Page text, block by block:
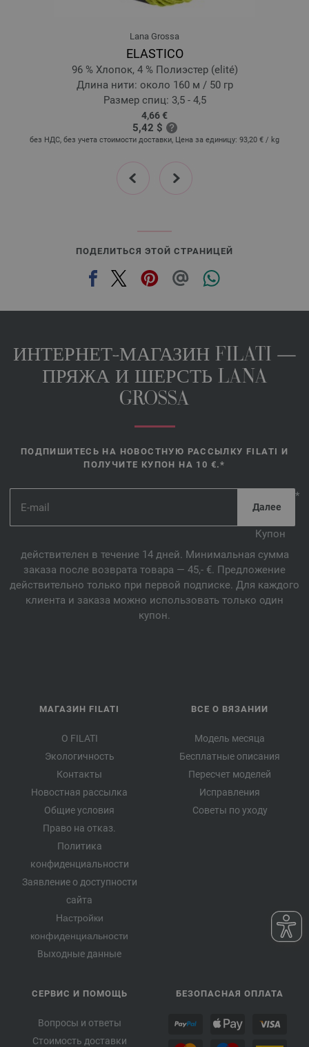
22-изумрудный | EAN: 4033493348256
24-джинс | EAN: 4033493355605
25-коралловый | EAN: 4033493355612
26-орхидея | EAN: 4033493355629
27-шафраново-жёлтый | EAN: 4033493355636
29-серый камень | EAN: 4033493357364
Lana Grossa
ELASTICO
96 % Хлопок, 4 % Полиэстер (elité)
Длина нити: около 160 м / 50 гр
Размер спиц: 3,5 - 4,5
4,66 €
5,42 $
без НДС, без учета стоимости доставки, Цена за единицу: 93,20 € / kg
prev next
ПОДЕЛИТЬСЯ ЭТОЙ СТРАНИЦЕЙ
ИНТЕРНЕТ-МАГАЗИН FILATI —
ПРЯЖА И ШЕРСТЬ LANA
GROSSA
ПОДПИШИТЕСЬ НА НОВОСТНУЮ РАССЫЛКУ FILATI И
ПОЛУЧИТЕ КУПОН НА 10 €.*
*
Купон
действителен в течение 14 дней. Минимальная сумма
заказа после возврата товара — 45,- €. Предложение
действительно только при первой подписке. Для каждого
клиента и заказа можно использовать только один
купон.
МАГАЗИН FILATI
О FILATI
Экологичность
Контакты
Новостная рассылка
Общие условия
Право на отказ.
Политика
конфиденциальности
Заявление о доступности
сайта
Настройки
конфиденциальности
Выходные данные
ВСЕ О ВЯЗАНИИ
Модель месяца
Бесплатные описания
Пересчет моделей
Исправления
Советы по уходу
СЕРВИС И ПОМОЩЬ
Вопросы и ответы
Стоимость доставки
БЕЗОПАСНАЯ ОПЛАТА